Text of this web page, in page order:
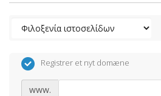
Registrer et nyt domæne
www.